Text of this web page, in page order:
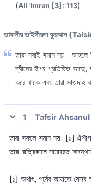
(Ali 'Imran [3] : 113)
তাফসীর তাইসীরুল কুরআন
তারা সবাই সমান নয়।
দ্বীনের উপর প্রতিষ্ঠিত আছে,
করে থাকে এবং তারা সাজদাহ
1 Tafsir Ahsanul
তারা সকলে সমান নয়।[১]
তারা রাত্রিকালে নামাযরত
[১] অর্থাৎ, পূর্বের আয়াতে যেসব